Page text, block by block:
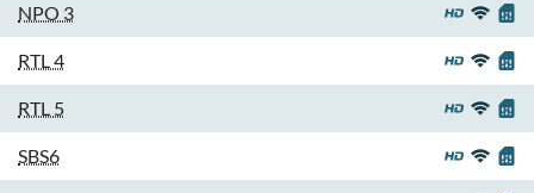
NPO 3
RTL 4
RTL 5
SBS6